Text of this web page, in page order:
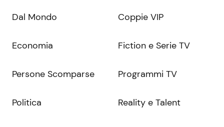
Dal Mondo
Economia
Persone Scomparse
Politica
Coppie VIP
Fiction e Serie TV
Programmi TV
Reality e Talent